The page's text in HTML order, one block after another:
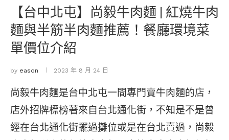
【台中北屯】尚毅牛肉麵 | 紅燒牛肉
麵與半筋半肉麵推薦！餐廳環境菜
單價位介紹
by eason 2023 年 8 月 24 日
尚毅牛肉麵是台中北屯一間專門賣牛肉麵的店，
店外招牌標榜著來自台北通化街，不知是不是曾
經在台北通化街擺過攤位或是在台北賣過，尚毅